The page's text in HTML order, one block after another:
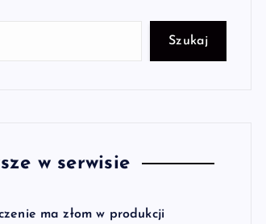
Szukaj
w serwisie
ma złom w produkcji